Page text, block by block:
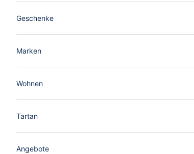
Geschenke
Marken
Wohnen
Tartan
Angebote